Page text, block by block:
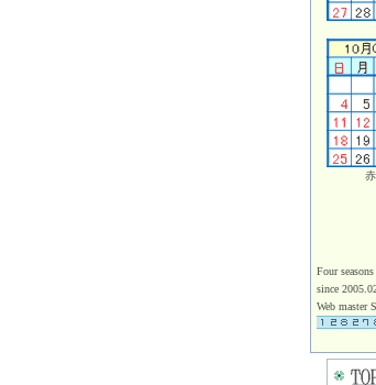
Four seasons
since
Web master